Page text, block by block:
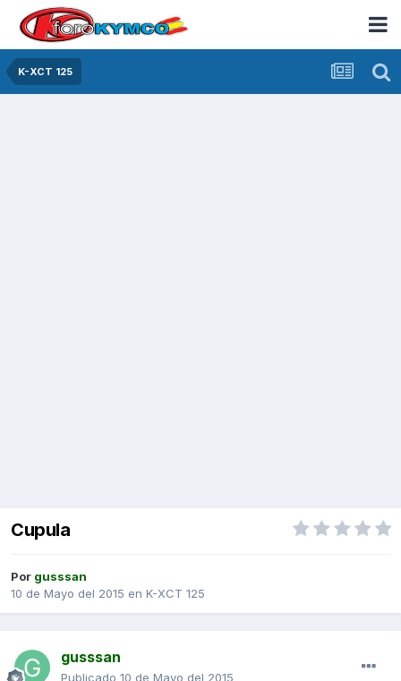
K-XCT 125
Cupula
Por gusssan
10 de Mayo del 2015 en K-XCT 125
gusssan
Publicado 10 de Mayo del 2015